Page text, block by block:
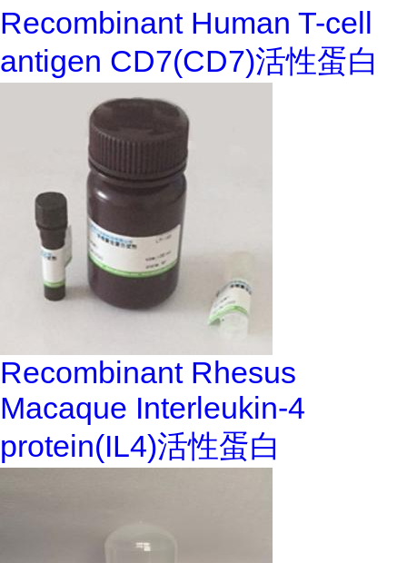
Recombinant Human T-cell
antigen CD7(CD7)活性蛋白
Recombinant Rhesus
Macaque Interleukin-4
protein(IL4)活性蛋白